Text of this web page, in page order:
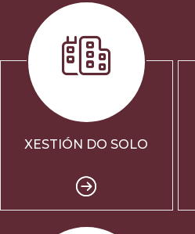
XESTIÓN DO SOLO